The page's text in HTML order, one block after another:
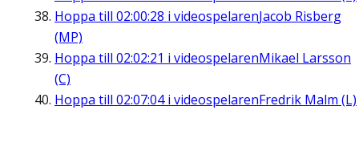
Hoppa till 02:00:28 i videospelarenJacob Risberg
(MP)
Hoppa till 02:02:21 i videospelarenMikael Larsson
(C)
Hoppa till 02:07:04i videospelarenFredrik Malm (L)